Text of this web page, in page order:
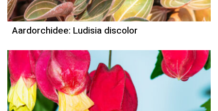
Aardorchidee: Ludisia discolor